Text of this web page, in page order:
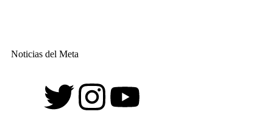
Noticias del Meta